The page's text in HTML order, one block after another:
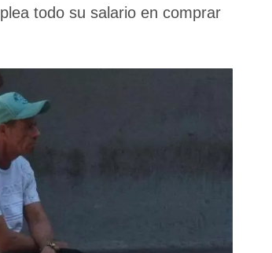
todo su salario en comprar